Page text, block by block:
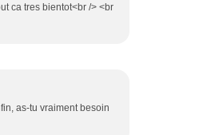
ca tres bientot<br /> <br
as-tu vraiment besoin